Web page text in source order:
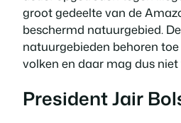
groot gedeelte van de
beschermd natuurgebied.
natuurgebieden behoren
volken en daar mag dus
President Jair